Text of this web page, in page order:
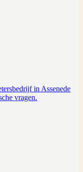
in Assenede
vragen.